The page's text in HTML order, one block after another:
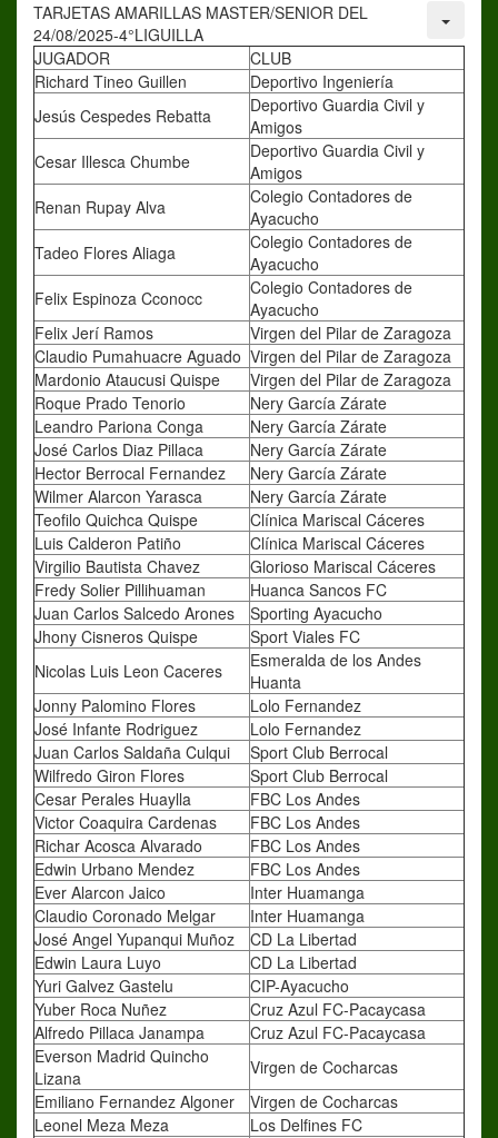
TARJETAS AMARILLAS MASTER/SENIOR DEL
24/08/2025-4°LIGUILLA
JUGADOR
CLUB
Richard Tineo Guillen
Deportivo Ingeniería
Jesús Cespedes Rebatta
Deportivo Guardia Civil y
Amigos
Cesar Illesca Chumbe
Deportivo Guardia Civil y
Amigos
Renan Rupay Alva
Colegio Contadores de
Ayacucho
Tadeo Flores Aliaga
Colegio Contadores de
Ayacucho
Felix Espinoza Cconocc
Colegio Contadores de
Ayacucho
Felix Jerí Ramos
Virgen del Pilar de Zaragoza
Claudio Pumahuacre Aguado Virgen del Pilar de Zaragoza
Mardonio Ataucusi Quispe
Virgen del Pilar de Zaragoza
Roque Prado Tenorio
Nery García Zárate
Leandro Pariona Conga
Nery García Zárate
José Carlos Diaz Pillaca
Nery García Zárate
Hector Berrocal Fernandez
Nery García Zárate
Wilmer Alarcon Yarasca
Nery García Zárate
Teofilo Quichca Quispe
Clínica Mariscal Cáceres
Luis Calderon Patiño
Clínica Mariscal Cáceres
Virgilio Bautista Chavez
Glorioso Mariscal Cáceres
Fredy Solier Pillihuaman
Huanca Sancos FC
Juan Carlos Salcedo Arones
Sporting Ayacucho
Jhony Cisneros Quispe
Sport Viales FC
Nicolas Luis Leon Caceres
Esmeralda de los Andes
Huanta
Jonny Palomino Flores
Lolo Fernandez
José Infante Rodriguez
Lolo Fernandez
Juan Carlos Saldaña Culqui
Sport Club Berrocal
Wilfredo Giron Flores
Sport Club Berrocal
Cesar Perales Huaylla
FBC Los Andes
Victor Coaquira Cardenas
FBC Los Andes
Richar Acosca Alvarado
FBC Los Andes
Edwin Urbano Mendez
FBC Los Andes
Ever Alarcon Jaico
Inter Huamanga
Claudio Coronado Melgar
Inter Huamanga
José Angel Yupanqui Muñoz
CD La Libertad
Edwin Laura Luyo
CD La Libertad
Yuri Galvez Gastelu
CIP-Ayacucho
Yuber Roca Nuñez
Cruz Azul FC-Pacaycasa
Alfredo Pillaca Janampa
Cruz Azul FC-Pacaycasa
Everson Madrid Quincho
Lizana
Virgen de Cocharcas
Emiliano Fernandez Algoner
Virgen de Cocharcas
Leonel Meza Meza
Los Delfines FC